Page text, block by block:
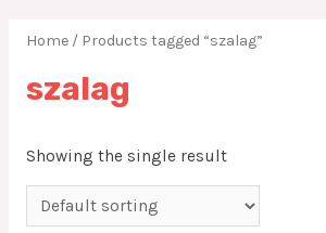
Home/ Products tagged “szalag”
szalag
Showing the single result